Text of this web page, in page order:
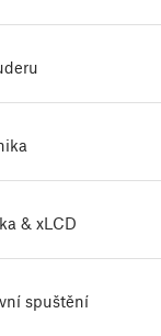
& xLCD
spuštění